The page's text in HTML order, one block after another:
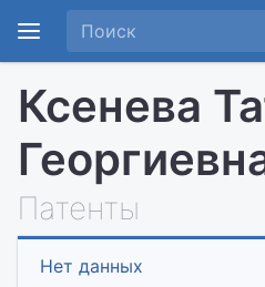
Ксенева
Патенты
Нет данных